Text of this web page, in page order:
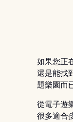
如果您正
還是能找
題樂園而
從電子遊
很多適合